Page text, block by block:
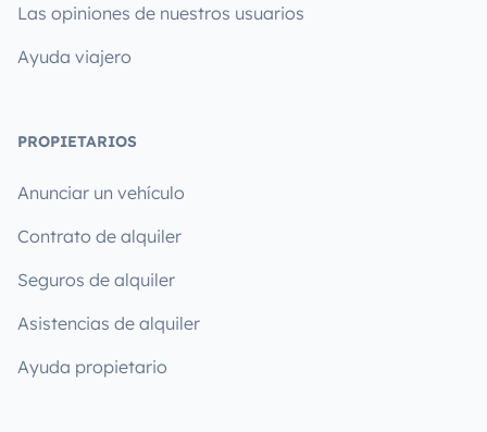
Las opiniones de nuestros usuarios
Ayuda viajero
PROPIETARIOS
Anunciar un vehículo
Contrato de alquiler
Seguros de alquiler
Asistencias de alquiler
Ayuda propietario